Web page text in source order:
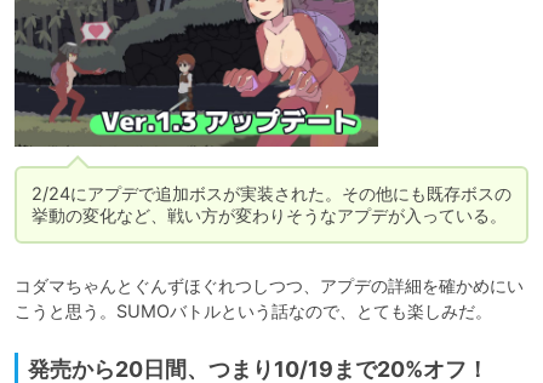
2/24にアプデで追加ボスが実装された。その他にも既存ボスの
挙動の変化など、戦い方が変わりそうなアプデが入っている。
コダマちゃんとぐんずほぐれつしつつ、アプデの詳細を確かめにい
こうと思う。SUMOバトルという話なので、とても楽しみだ。
発売から20日間、つまり10/19まで20%オフ！